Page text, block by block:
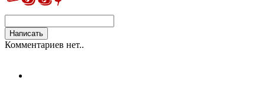
Комментариев нет..